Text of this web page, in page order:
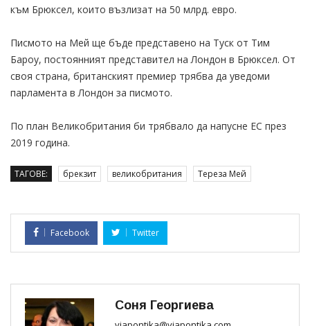
към Брюксел, които възлизат на 50 млрд. евро.
Писмото на Мей ще бъде представено на Туск от Тим
Бароу, постоянният представител на Лондон в Брюксел. От
своя страна, британският премиер трябва да уведоми
парламента в Лондон за писмото.
По план Великобритания би трябвало да напусне ЕС през
2019 година.
ТАГОВЕ: брекзит великобритания Тереза Мей
Facebook Twitter
Соня Георгиева